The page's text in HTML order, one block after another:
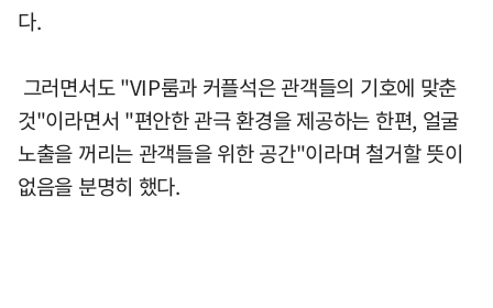
다.
그러면서도 "VIP룸과 커플석은 관객들의 기호에 맞춘
것"이라면서 "편안한 관극 환경을 제공하는 한편, 얼굴
노출을 꺼리는 관객들을 위한 공간"이라며 철거할 뜻이
없음을 분명히 했다.